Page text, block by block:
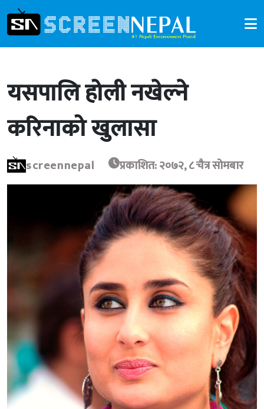
यसपालि होली नखेल्ने
करिनाको खुलासा
screennepal प्रकाशित: २०७२, ८ चैत्र सोमबार